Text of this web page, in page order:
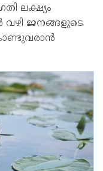
ലക്ഷ്യം
വഴി ജനങ്ങളുടെ